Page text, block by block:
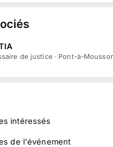
de justice · Pont-à-
s intéressés
de l'événement